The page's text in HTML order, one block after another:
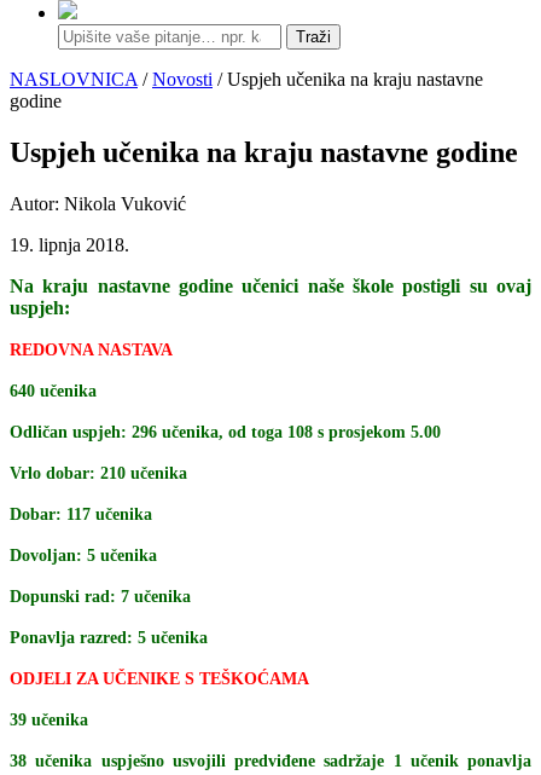
Traži
NASLOVNICA /Novosti / Uspjeh učenika na kraju nastavne
godine
Uspjeh učenika na kraju nastavne godine
Autor: Nikola Vuković
19. lipnja 2018.
Na kraju nastavne godine učenici naše škole postigli su ovaj
uspjeh:
REDOVNA NASTAVA
640 učenika
Odličan uspjeh: 296 učenika, od toga 108 s prosjekom 5.00
Vrlo dobar: 210 učenika
Dobar: 117 učenika
Dovoljan: 5 učenika
Dopunski rad: 7 učenika
Ponavlja razred: 5 učenika
ODJELI ZA UČENIKE S TEŠKOĆAMA
39 učenika
38 učenika uspješno usvojili predviđene sadržaje 1 učenik ponavlja